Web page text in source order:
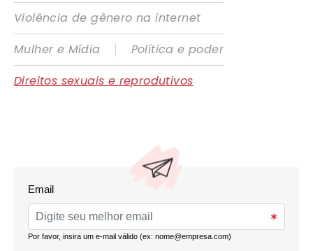
Violência de gênero na internet
Mulher e Mídia
|
Política e poder
Direitos sexuais e reprodutivos